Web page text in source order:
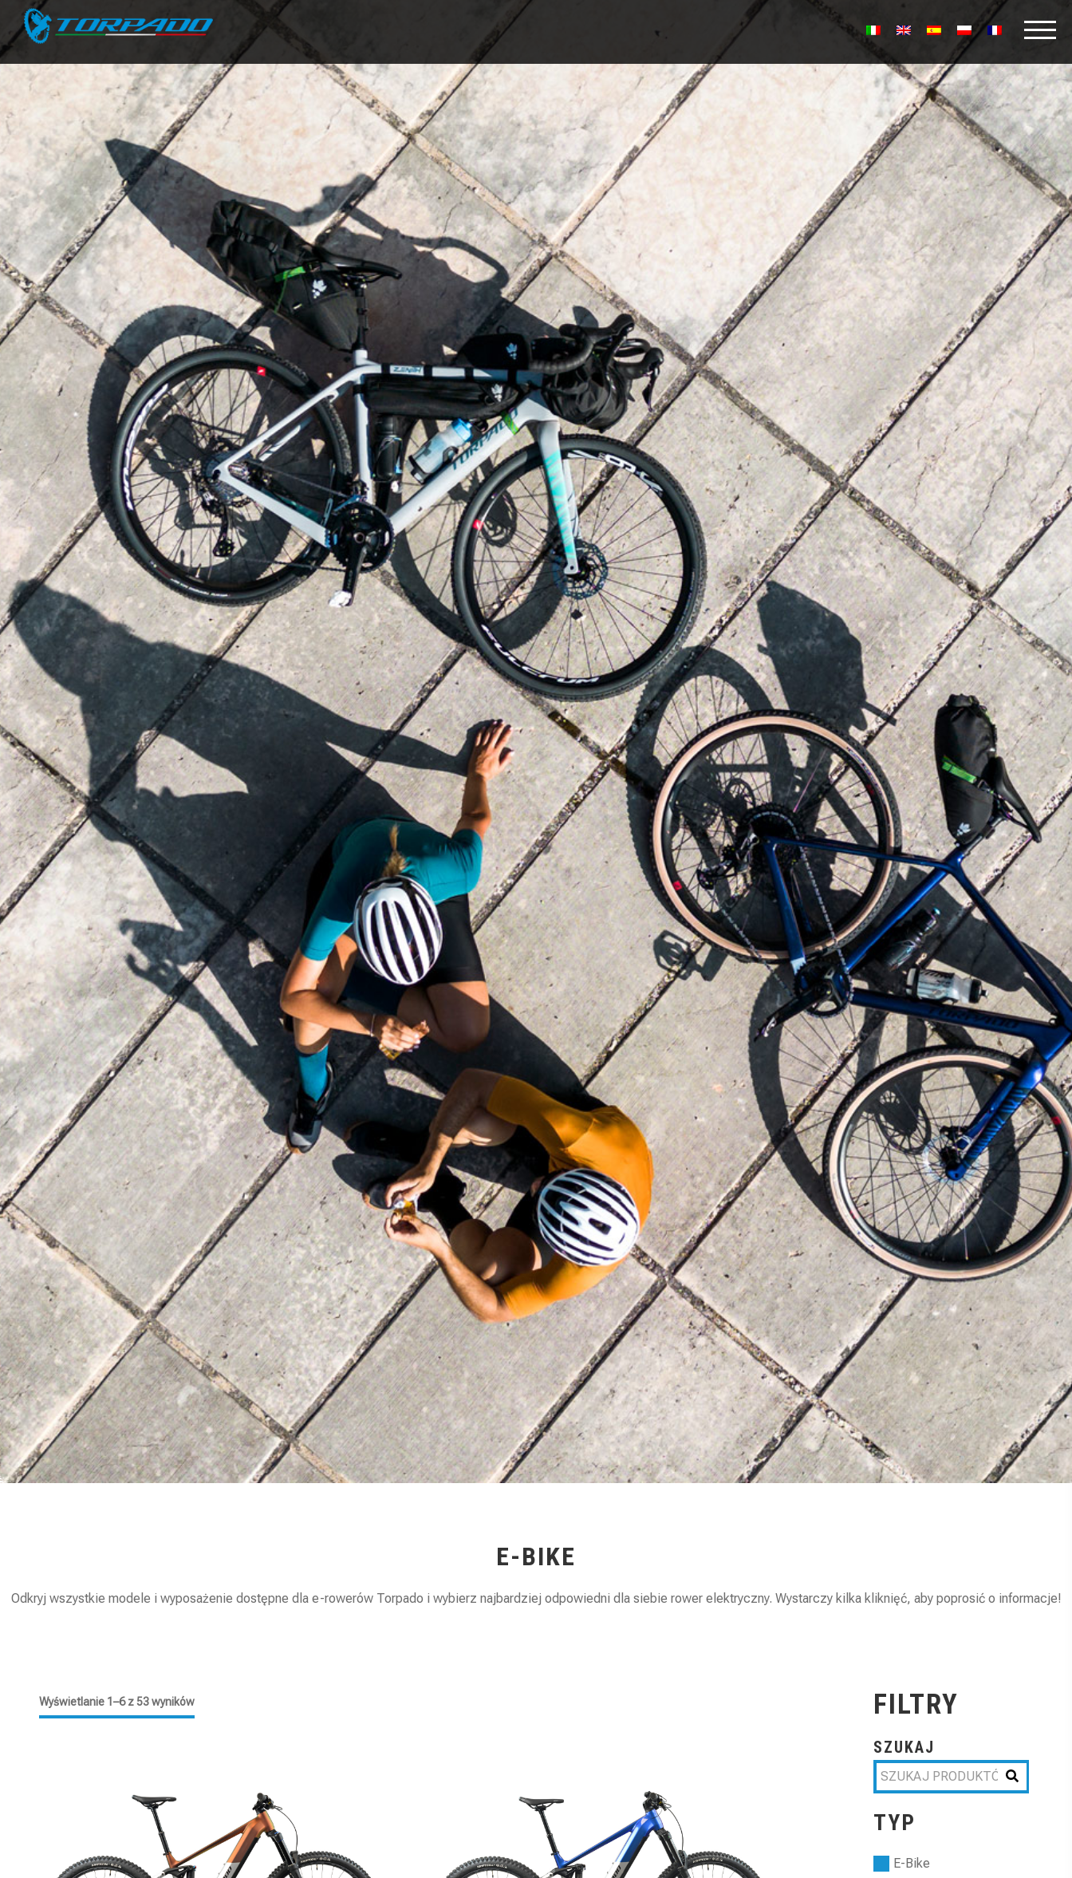
E-BIKE
Odkryj wszystkie modele i wyposażenie dostępne dla e-rowerów Torpado i wybierz najbardziej odpowiedni dla siebie rower elektryczny. Wystarczy kilka kliknięć, aby poprosić o informacje!
Wyświetlanie 1–6 z 53 wyników FILTRY
SZUKAJ
TYP
E-Bike